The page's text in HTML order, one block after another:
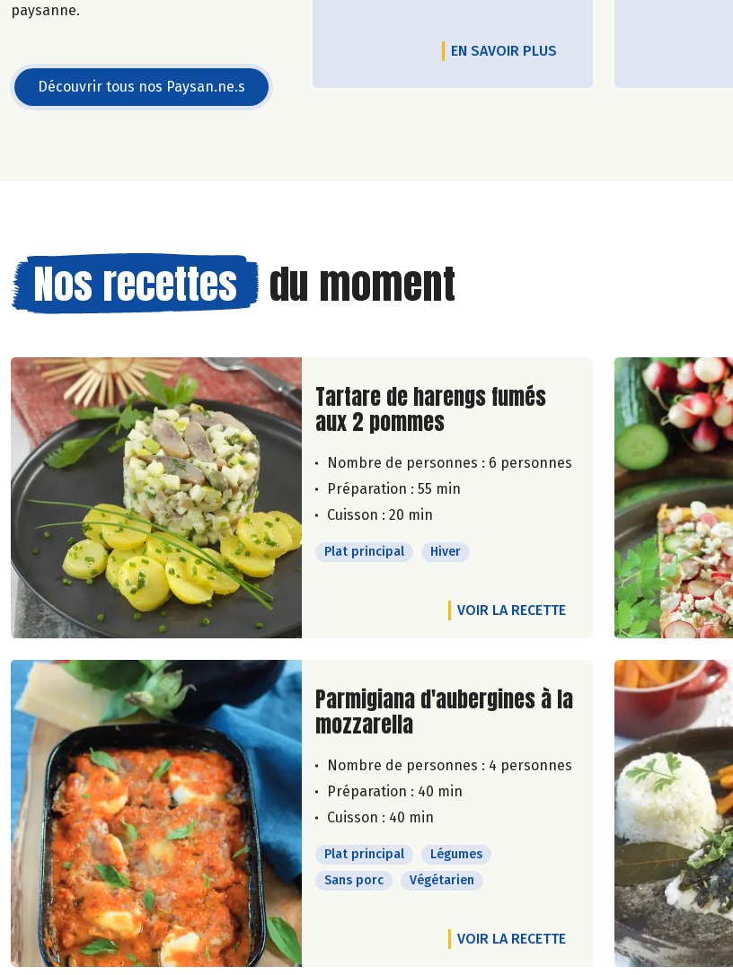
paysanne.
Découvrir tous nos Paysan.ne.s
EN SAVOIR PLUS
Nos recettes du moment
Lire la suite de la recette
Tartare de harengs fumés
aux 2 pommes
Nombre de personnes : 6 personnes
Préparation : 55 min
Cuisson : 20 min
Plat principal Hiver
VOIR LA RECETTE
Lire la suite de la recette
Parmigiana d'aubergines à la
mozzarella
Nombre de personnes : 4 personnes
Préparation : 40 min
Cuisson : 40 min
Plat principal
Légumes
Sans porc
Végétarien
VOIR LA RECETTE